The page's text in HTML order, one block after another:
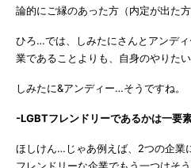
論的にご縁のあった方（内定が出た
ひろ…では、しみたにさんとアンデ
業であることよりも、自身のやりた
しみたに&アンディー…そうですね。
-LGBTフレンドリーであるかは一要
ほしけん…じゃあ例えば、2つの企業
フレンドリーな企業でもう一つはそ